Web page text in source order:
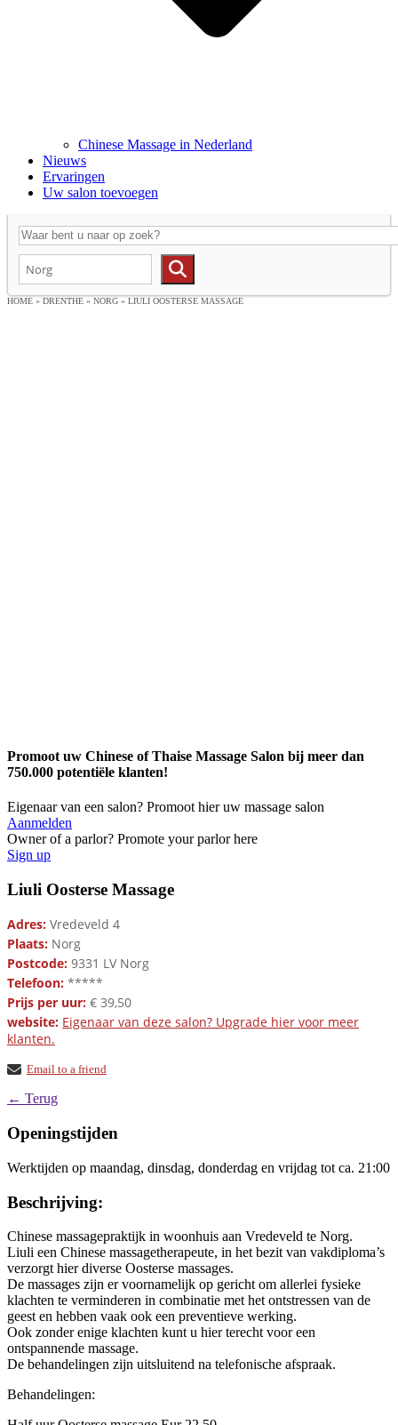
Chinese Massage in Nederland
Nieuws
Ervaringen
Uw salon toevoegen
HOME » DRENTHE » NORG » LIULI OOSTERSE MASSAGE
Promoot uw Chinese of Thaise Massage Salon bij meer dan
750.000 potentiële klanten!
Eigenaar van een salon? Promoot hier uw massage salon
Aanmelden
Owner of a parlor? Promote your parlor here
Sign up
Liuli Oosterse Massage
Adres: Vredeveld 4
Plaats: Norg
Postcode: 9331 LV Norg
Telefoon: *****
Prijs per uur: € 39,50
website: Eigenaar van deze salon? Upgrade hier voor meer
klanten.
Email to a friend
← Terug
Openingstijden
Werktijden op maandag, dinsdag, donderdag en vrijdag tot ca. 21:00
Beschrijving:
Chinese massagepraktijk in woonhuis aan Vredeveld te Norg.
Liuli een Chinese massagetherapeute, in het bezit van vakdiploma’s
verzorgt hier diverse Oosterse massages.
De massages zijn er voornamelijk op gericht om allerlei fysieke
klachten te verminderen in combinatie met het ontstressen van de
geest en hebben vaak ook een preventieve werking.
Ook zonder enige klachten kunt u hier terecht voor een
ontspannende massage.
De behandelingen zijn uitsluitend na telefonische afspraak.
Behandelingen: